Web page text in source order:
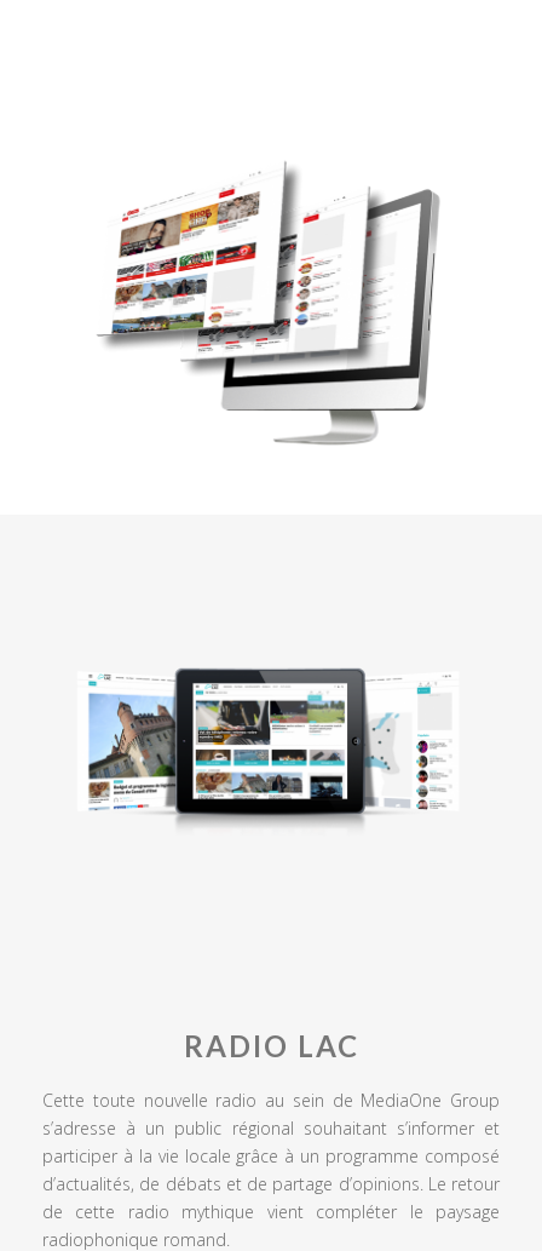
RADIO LAC
Cette toute nouvelle radio au sein de MediaOne Group
s’adresse à un public régional souhaitant s’informer et
participer à la vie locale grâce à un programme composé
d’actualités, de débats et de partage d’opinions. Le retour
de cette radio mythique vient compléter le paysage
radiophonique romand.